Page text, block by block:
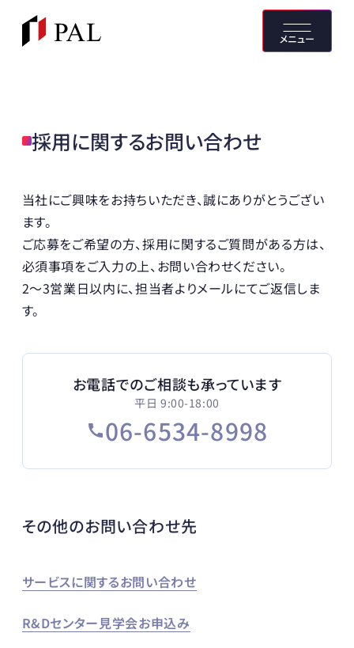
メニュー
採用に関するお問い合わせ
当社にご興味をお持ちいただき、誠にありがとうござい
ます。
ご応募をご希望の方、採用に関するご質問がある方は、
必須事項をご入力の上、お問い合わせください。
2〜3営業日以内に、担当者よりメールにてご返信しま
す。
お電話でのご相談も承っています
平日 9:00-18:00
06-6534-8998
その他のお問い合わせ先
サービスに関するお問い合わせ
R&Dセンター見学会お申込み